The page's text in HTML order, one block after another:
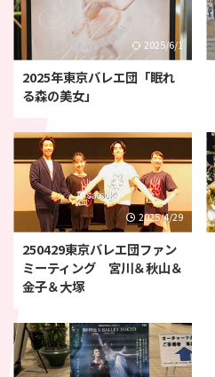
2025/6/1
2025年東京バレエ団「眠れ
る森の美女」
2025/4/29
250429東京バレエ団ファン
ミーティング 宮川＆秋山＆
金子＆大塚